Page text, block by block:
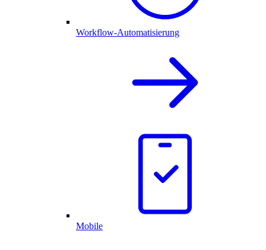
Workflow-Automatisierung
Mobile